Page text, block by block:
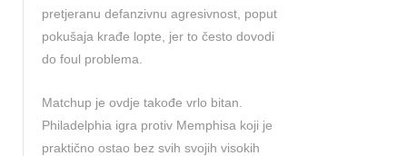
pretjeranu defanzivnu agresivnost, poput
pokušaja krađe lopte, jer to često dovodi
do foul problema.
Matchup je ovdje takođe vrlo bitan.
Philadelphia igra protiv Memphisa koji je
praktično ostao bez svih svojih visokih